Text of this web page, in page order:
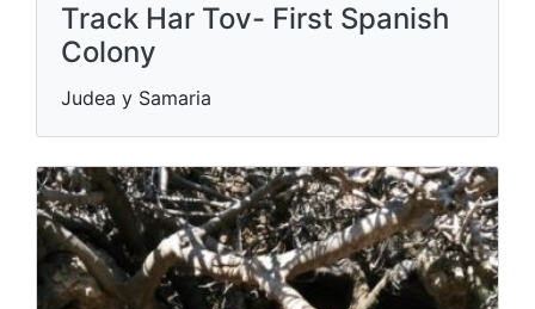
Track Har Tov- First Spanish
Colony
Judea y Samaria